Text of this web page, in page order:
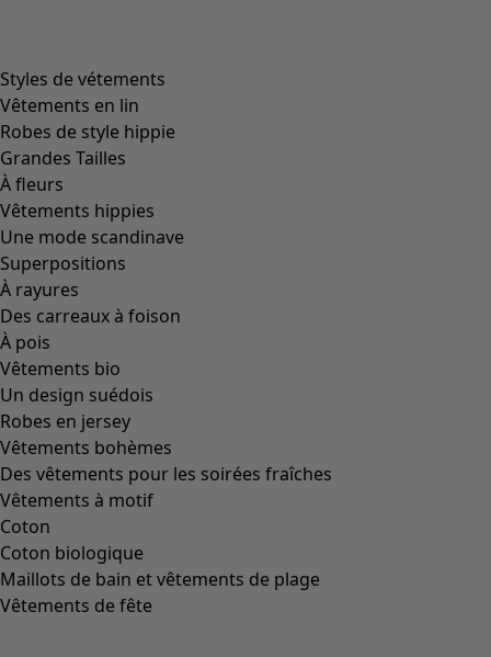
Styles de vétements
Vêtements en lin
Robes de style hippie
Grandes Tailles
À fleurs
Vêtements hippies
Une mode scandinave
Superpositions
À rayures
Des carreaux à foison
À pois
Vêtements bio
Un design suédois
Robes en jersey
Vêtements bohèmes
Des vêtements pour les soirées fraîches
Vêtements à motif
Coton
Coton biologique
Maillots de bain et vêtements de plage
Vêtements de fête